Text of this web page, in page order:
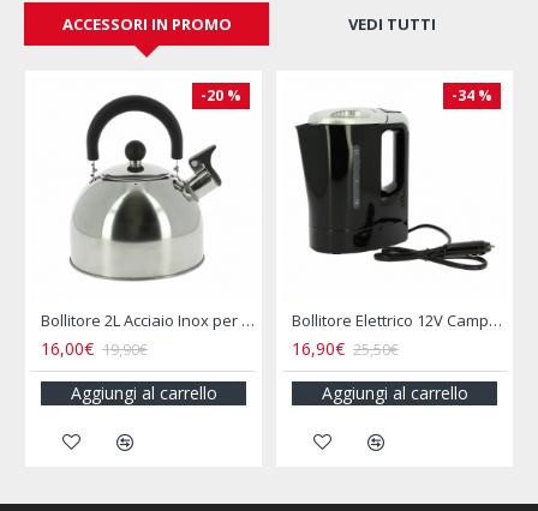
ACCESSORI IN PROMO VEDI TUTTI
-20 %
Bollitore 2L Acciaio Inox per Camper e Campeggio
16,00€ 19,90€
Aggiungi al carrello
-34 %
Bollitore Elettrico 12V Camper 800ML Presa Accendisigari
16,90€ 25,50€
Aggiungi al carrello